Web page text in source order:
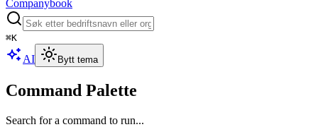
Companybook
⌘K
AI Bytt tema
Command Palette
Search for a command to run...